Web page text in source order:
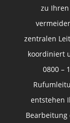
zu
zentralen
koordiniert
0800 –
entstehen